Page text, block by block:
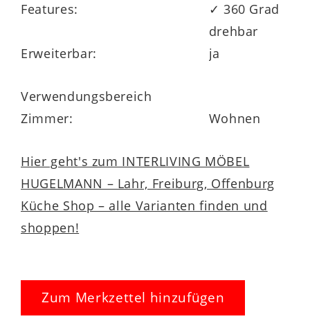
Mehrpreis eine Aufstehhilfe und einen
Akku ergänzen. Auf die hochwertigen
Made in Germany
Sie eine fünfjährige Herstellergarantie.
Features:
✓ 360 Grad
drehbar
Erweiterbar:
ja
Verwendungsbereich
Zimmer:
Wohnen
Hier geht's zum INTERLIVING MÖBEL
HUGELMANN – Lahr, Freiburg, Offenburg
Küche Shop – alle Varianten finden und
shoppen!
Zum Merkzettel hinzufügen